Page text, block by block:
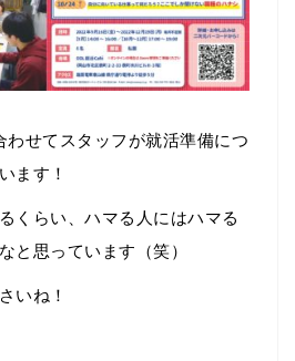
わせてスタッフが就活準備につ
ます！
くらい、ハマる人にはハマる
と思っています（笑）
いね！